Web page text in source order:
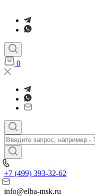
0
+7 (499) 393-32-62
info@elba-msk.ru